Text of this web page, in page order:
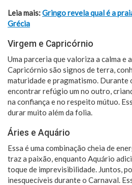
Leia mais:Gringo revela qual é a
Grécia
Virgem e Capricórnio
Uma parceria que valoriza a calma e
Capricórnio são signos de terra,
maturidade e pragmatismo. Durante
encontrar refúgio um no outro,
na confiança e no respeito mútuo.
durar muito além da folia.
Áries e Aquário
Essa é uma combinação cheia de
traz a paixão, enquanto Aquário
toque de imprevisibilidade. Juntos,
inesquecíveis durante o Carnaval.